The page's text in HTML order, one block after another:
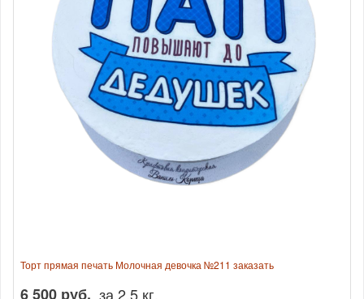
Торт прямая печать Молочная девочка №211 заказать
6 500 руб. за 2.5 кг.